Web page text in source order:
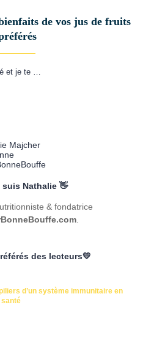
de vos jus de fruits
et je te …
suis Nathalie 👋
& fondatrice
des lecteurs💛
d’un système immunitaire en
santé